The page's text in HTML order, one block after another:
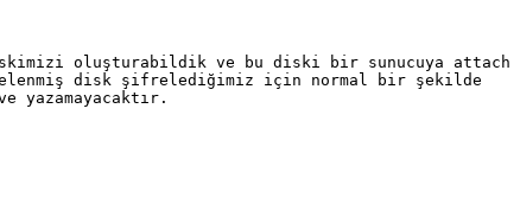
oluşturabildik ve bu diski bir sunucuya attach
disk şifrelediğimiz için normal bir şekilde